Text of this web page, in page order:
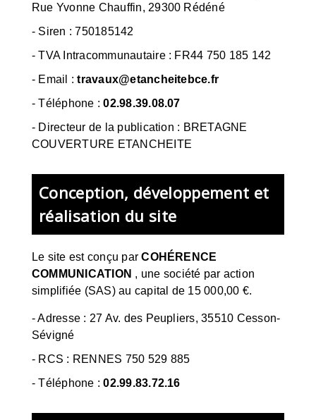
Rue Yvonne Chauffin, 29300 Rédéné
- Siren :750185142
- TVA Intracommunautaire : FR44 750 185 142
- Email :travaux@etancheitebce.fr
- Téléphone :02.98.39.08.07
- Directeur de la publication : BRETAGNE
COUVERTURE ETANCHEITE
Conception, développement et
réalisation du site
Le site est conçu parCOHÉRENCE
COMMUNICATION , une société par action
simplifiée (SAS) au capital de 15 000,00 €.
-Adresse : 27 Av. des Peupliers, 35510 Cesson-
Sévigné
- RCS : RENNES 750 529 885
- Téléphone :02.99.83.72.16